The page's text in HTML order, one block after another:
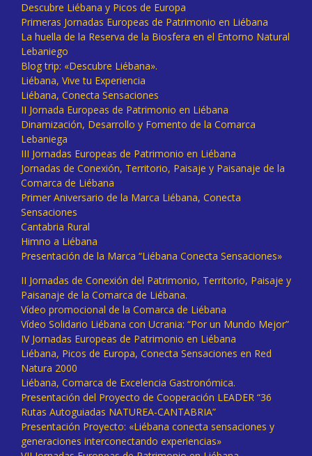
Descubre Liébana y Picos de Europa
Primeras Jornadas Europeas de Patrimonio en Liébana
La huella de la Reserva de la Biosfera en el Entorno Natural
Lebaniego
Blog trip: «Descubre Liébana».
Liébana, Vive tu Experiencia
Liébana, Conecta Sensaciones
II Jornada Europeas de Patrimonio en Liébana
Dinamización, Desarrollo y Fomento de la Comarca
Lebaniega
III Jornadas Europeas de Patrimonio en Liébana
Jornadas de Conexión, Territorio, Paisaje y Paisanaje de la
Comarca de Liébana
Primer Aniversario de la Marca Liébana, Conecta
Sensaciones
Cantabria Rural
Himno a Liébana
Presentación de la Marca “Liébana Conecta Sensaciones»
II Jornadas de Conexión del Patrimonio, Territorio, Paisaje y
Paisanaje de la Comarca de Liébana.
Vídeo promocional de la Comarca de Liébana
Vídeo Solidario Liébana con Ucrania: “Por un Mundo Mejor”
IV Jornadas Europeas de Patrimonio en Liébana
Liébana, Picos de Europa, Conecta Sensaciones en Red
Natura 2000
Liébana, Comarca de Excelencia Gastronómica.
Presentación del Proyecto de Cooperación LEADER “36
Rutas Autoguiadas NATUREA-CANTABRIA”
Presentación Proyecto: «Liébana conecta sensaciones y
generaciones interconectando experiencias»